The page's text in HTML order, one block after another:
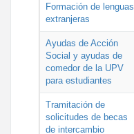
Formación de lenguas
extranjeras
Ayudas de Acción
Social y ayudas de
comedor de la UPV
para estudiantes
Tramitación de
solicitudes de becas
de intercambio